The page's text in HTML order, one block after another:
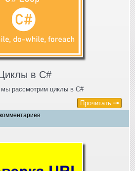
в C#
мы рассмотрим циклы в C#
Прочитать